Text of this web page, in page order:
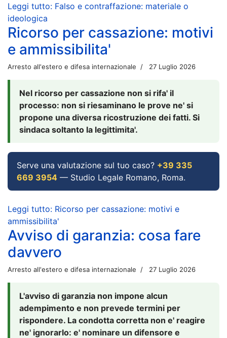
Leggi tutto: Falso e contraffazione: materiale o
ideologica
Ricorso per cassazione: motivi
e ammissibilita'
Arresto all'estero e difesa internazionale 27 Luglio 2026
Nel ricorso per cassazione non si rifa' il
processo: non si riesaminano le prove ne' si
propone una diversa ricostruzione dei fatti. Si
sindaca soltanto la legittimita'.
Serve una valutazione sul tuo caso? +39 335
669 3954 — Studio Legale Romano, Roma.
Leggi tutto: Ricorso per cassazione: motivi e
ammissibilita'
Avviso di garanzia: cosa fare
davvero
Arresto all'estero e difesa internazionale 27 Luglio 2026
L'avviso di garanzia non impone alcun
adempimento e non prevede termini per
rispondere. La condotta corretta non e' reagire
ne' ignorarlo: e' nominare un difensore e